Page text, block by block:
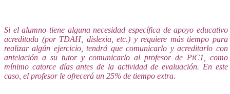
Si el alumno tiene alguna necesidad específica de apoyo educativo
acreditada (por TDAH, dislexia, etc.) y requiere más tiempo para
realizar algún ejercicio, tendrá que comunicarlo y acreditarlo con
antelación a su tutor y comunicarlo al profesor de PiC1, como
mínimo catorce días antes de la actividad de evaluación. En este
caso, el profesor le ofrecerá un 25% de tiempo extra.